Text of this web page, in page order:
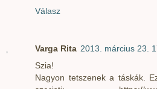
Válasz
Varga Rita 2013. március 23.
Szia!
Nagyon tetszenek a táskák.